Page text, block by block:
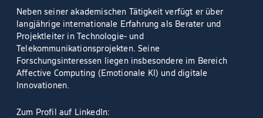
Neben seiner akademischen Tätigkeit verfügt er über
langjährige internationale Erfahrung als Berater und
Projektleiter in Technologie- und
Telekommunikationsprojekten. Seine
Forschungsinteressen liegen insbesondere im Bereich
Affective Computing (Emotionale KI) und digitale
Innovationen.
Zum Profil auf LinkedIn: